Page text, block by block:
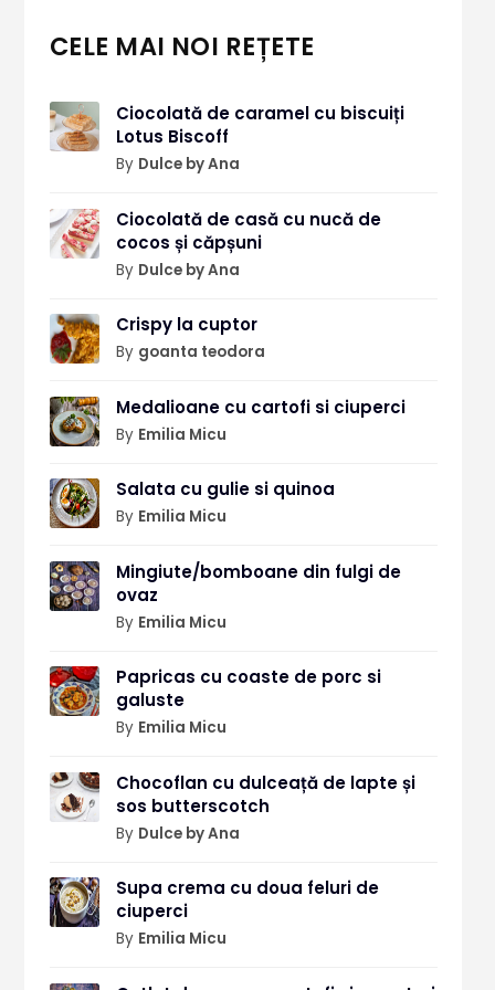
CELE MAI NOI REȚETE
Ciocolată de caramel cu biscuiți
Lotus Biscoff
By Dulce by Ana
Ciocolată de casă cu nucă de
cocos și căpșuni
By Dulce by Ana
Crispy la cuptor
By goanta teodora
Medalioane cu cartofi si ciuperci
By Emilia Micu
Salata cu gulie si quinoa
By Emilia Micu
Mingiute/bomboane din fulgi de
ovaz
By Emilia Micu
Papricas cu coaste de porc si
galuste
By Emilia Micu
Chocoflan cu dulceață de lapte și
sos butterscotch
By Dulce by Ana
Supa crema cu doua feluri de
ciuperci
By Emilia Micu